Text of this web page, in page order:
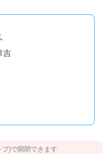
吉
)で開閉できます